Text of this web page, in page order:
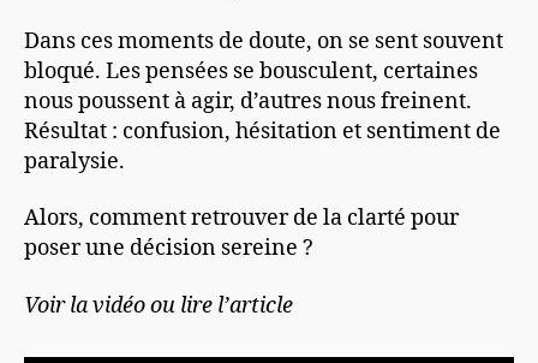
Dans ces moments de doute, on se sent souvent
bloqué. Les pensées se bousculent, certaines
nous poussent à agir, d’autres nous freinent.
Résultat : confusion, hésitation et sentiment de
paralysie.
Alors, comment retrouver de la clarté pour
poser une décision sereine ?
Voir la vidéo ou lire l’article